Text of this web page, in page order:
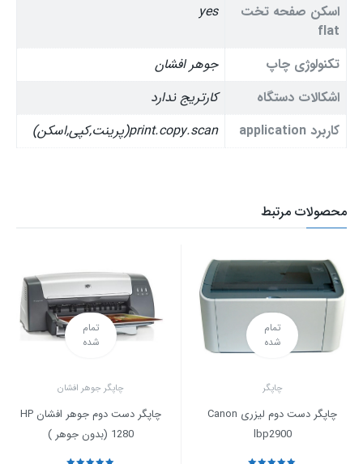
اسکن صفحه تخت
flat
yes
تکنولوژی چاپ
جوهر افشان
اشکالات دستگاه
کارتریج ندارد
کاربرد application
print.copy.scan(پرینت,کپی,اسکن)
محصولات مرتبط
تمام
شده
چاپگر
چاپگر دست دوم لیزری Canon
lbp2900
تمام
شده
چاپگر جوهر افشان
چاپگر دست دوم جوهر افشان HP
1280 (بدون جوهر )